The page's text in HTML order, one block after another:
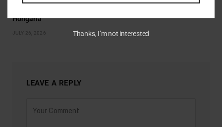
Hongaria
JULY 26, 2026
LEAVE A REPLY
Thanks, I’m not interested